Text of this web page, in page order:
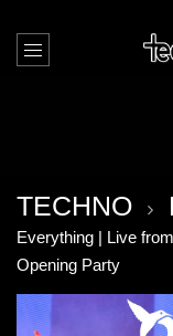
TECHNO
Everything | Live
Opening Party